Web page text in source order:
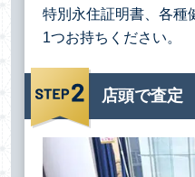
特別永住証明書、各種
1つお持ちください。
店頭で査定